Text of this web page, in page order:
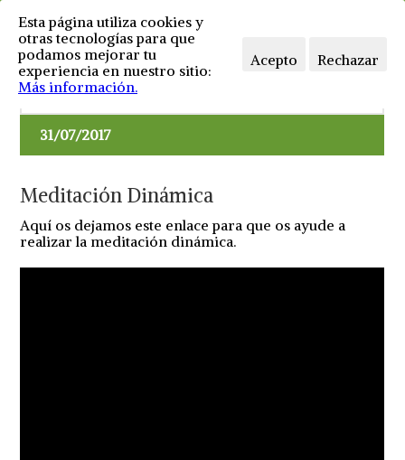
Sin comentarios
31/07/2017
Meditación Dinámica
Aquí os dejamos este enlace para que os ayude a
realizar la meditación dinámica.
Esta página utiliza cookies y
otras tecnologías para que
podamos mejorar tu
experiencia en nuestro sitio:
Más información.
Acepto Rechazar